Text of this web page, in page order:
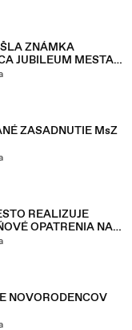
ZNÁMKA
JUBILEUM MESTA
ZASADNUTIE MsZ
REALIZUJE
OPATRENIA NA
NOVORODENCOV